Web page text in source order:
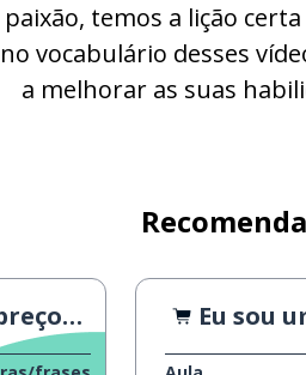
temos a lição
vocabulário desses
a melhorar as suas
1 Eu sou